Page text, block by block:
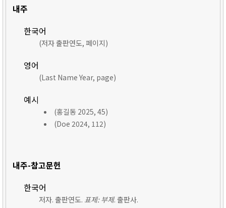
내주
한국어
(저자 출판연도, 페이지)
영어
(Last Name Year, page)
예시
(홍길동 2025, 45)
(Doe 2024, 112)
내주-참고문헌
한국어
저자. 출판연도. 표제: 부제. 출판사.